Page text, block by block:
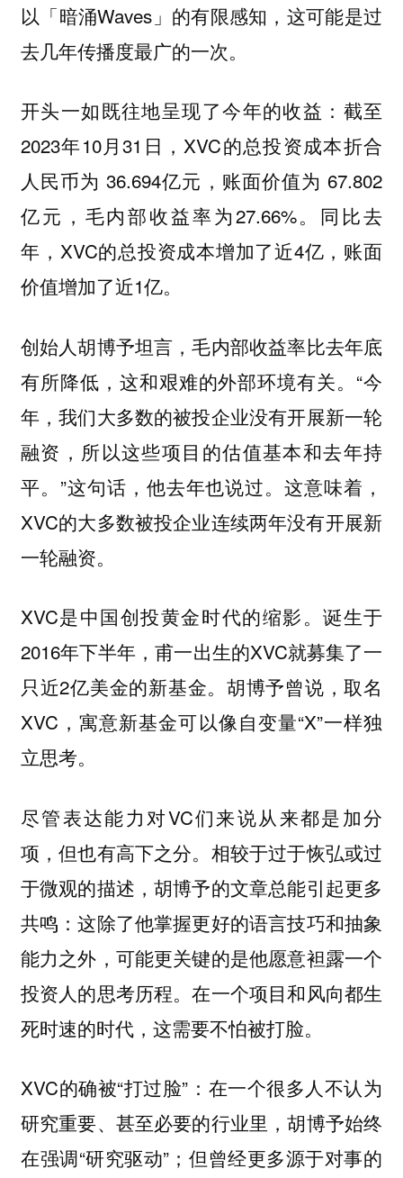
以「暗涌Waves」的有限感知，这可能是过
去几年传播度最广的一次。
开头一如既往地呈现了今年的收益：截至
2023年10月31日，XVC的总投资成本折合
人民币为 36.694亿元，账面价值为 67.802
亿元，毛内部收益率为27.66%。同比去
年，XVC的总投资成本增加了近4亿，账面
价值增加了近1亿。
创始人胡博予坦言，毛内部收益率比去年底
有所降低，这和艰难的外部环境有关。“今
年，我们大多数的被投企业没有开展新一轮
融资，所以这些项目的估值基本和去年持
平。”这句话，他去年也说过。这意味着，
XVC的大多数被投企业连续两年没有开展新
一轮融资。
XVC是中国创投黄金时代的缩影。诞生于
2016年下半年，甫一出生的XVC就募集了一
只近2亿美金的新基金。胡博予曾说，取名
XVC，寓意新基金可以像自变量“X”一样独
立思考。
尽管表达能力对VC们来说从来都是加分
项，但也有高下之分。相较于过于恢弘或过
于微观的描述，胡博予的文章总能引起更多
共鸣：这除了他掌握更好的语言技巧和抽象
能力之外，可能更关键的是他愿意袒露一个
投资人的思考历程。在一个项目和风向都生
死时速的时代，这需要不怕被打脸。
XVC的确被“打过脸”：在一个很多人不认为
研究重要、甚至必要的行业里，胡博予始终
在强调“研究驱动”；但曾经更多源于对事的